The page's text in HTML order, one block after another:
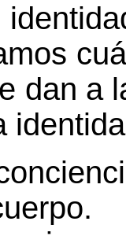
dan a